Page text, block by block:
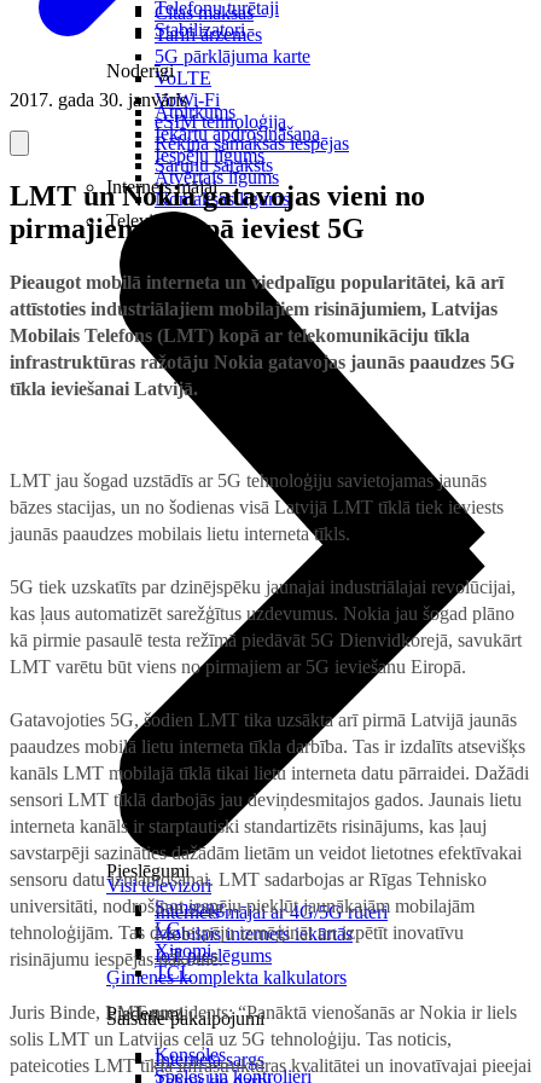
Citas maksas
Tarifi ārzemēs
5G pārklājuma karte
VoLTE
VoWi-Fi
eSIM tehnoloģija
Rēķina samaksas iespējas
Sarunu saraksts
Internets mājai
Pieslēgumi
Internets mājai ar 4G/5G rūteri
Mobilais internets iekārtās
IoT pieslēgums
Ģimenes komplekta kalkulators
Saistītie pakalpojumi
Interneta sargs
Telefonu turētaji
Stabilizatori
Noderīgi
Atpirkums
Iekārtu apdrošināšana
Iespēju līgums
Atvērtais līgums
Nomaksas līgums
Televizori
Visi televizori
Samsung
LG
Xiaomi
TCL
Piederumi
Konsoles
Spēles un kontrolieri
2017. gada 30. janvāris
LMT un Nokia gatavojas vieni no
pirmajiem Eiropā ieviest 5G
Pieaugot mobilā interneta un viedpalīgu popularitātei, kā arī
attīstoties industriālajiem mobilajiem risinājumiem, Latvijas
Mobilais Telefons (LMT) kopā ar telekomunikāciju tīkla
infrastruktūras ražotāju Nokia gatavojas jaunās paaudzes 5G
tīkla ieviešanai Latvijā.
LMT jau šogad uzstādīs ar 5G tehnoloģiju savietojamas jaunās
bāzes stacijas, un no šodienas visā Latvijā LMT tīklā tiek ieviests
jaunās paaudzes mobilais lietu interneta tīkls.
5G tiek uzskatīts par dzinējspēku jaunajai industriālajai revolūcijai,
kas ļaus automatizēt sarežģītus uzdevumus. Nokia jau šogad plāno
kā pirmie pasaulē testa režīmā piedāvāt 5G Dienvidkorejā, savukārt
LMT varētu būt viens no pirmajiem ar 5G ieviešanu Eiropā.
Gatavojoties 5G, šodien LMT tika uzsākta arī pirmā Latvijā jaunās
paaudzes mobilā lietu interneta tīkla darbība. Tas ir izdalīts atsevišķs
kanāls LMT mobilajā tīklā tikai lietu interneta datu pārraidei. Dažādi
sensori LMT tīklā darbojās jau deviņdesmitajos gados. Jaunais lietu
interneta kanāls ir starptautiski standartizēts risinājums, kas ļauj
savstarpēji sazināties dažādām lietām un veidot lietotnes efektīvakai
sensoru datu izmantošanai. LMT sadarbojas ar Rīgas Tehnisko
universitāti, nodrošinot iespēju piekļūt jaunākajām mobilajām
tehnoloģijām. Tas dos iespēju izmēģināt un izpētīt inovatīvu
risinājumu iespējas nākotnē.
Juris Binde, LMT prezidents: “Panāktā vienošanās ar Nokia ir liels
solis LMT un Latvijas ceļā uz 5G tehnoloģiju. Tas noticis,
pateicoties LMT tīkla infrastruktūras kvalitātei un inovatīvajai pieejai